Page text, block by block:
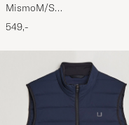
MismoM/S
CardholderNavy/Dark Brown
549,-